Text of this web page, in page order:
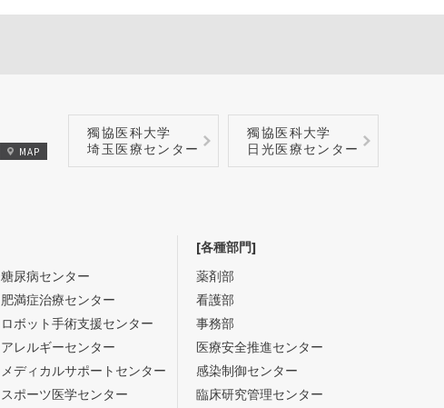
MAP
獨協医科大学
埼玉医療センター
獨協医科大学
日光医療センター
糖尿病センター
肥満症治療センター
ロボット手術支援センター
アレルギーセンター
メディカルサポートセンター
スポーツ医学センター
[各種部門]
薬剤部
看護部
事務部
医療安全推進センター
感染制御センター
臨床研究管理センター